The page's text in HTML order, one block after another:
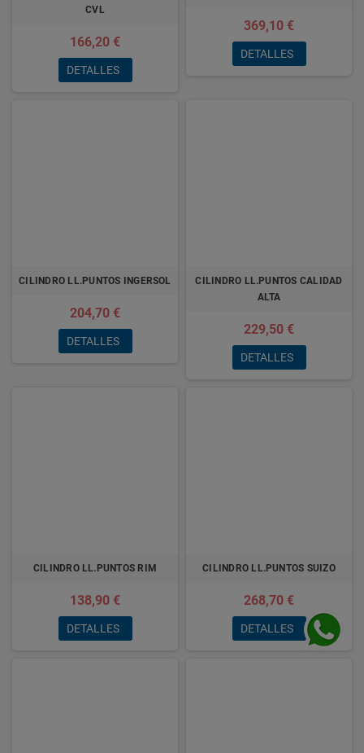
CVL
166,20 €
DETALLES
369,10 €
DETALLES
CILINDRO LL.PUNTOS INGERSOL
204,70 €
DETALLES
CILINDRO LL.PUNTOS CALIDAD
ALTA
229,50 €
DETALLES
CILINDRO LL.PUNTOS RIM
138,90 €
DETALLES
CILINDRO LL.PUNTOS SUIZO
268,70 €
DETALLES